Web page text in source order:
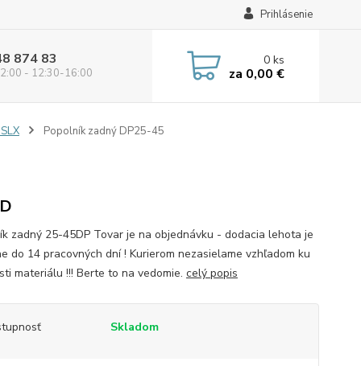
Prihlásenie
874 83
- 12:30-16:00
0ks
za 0,00 €
Popolník zadný DP25-45
zadný 25-45DP Tovar je na objednávku - dodacia lehota je
do 14 pracovných dní ! Kurierom nezasielame vzhľadom ku
materiálu !!! Berte to na vedomie. celý popis
Skladom